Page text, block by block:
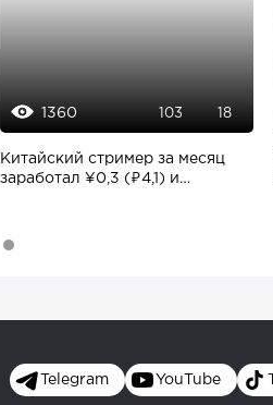
1360 103 18
Китайский стример за месяц
заработал ¥0,3 (₽4,1) и
2
Telegram YouTube